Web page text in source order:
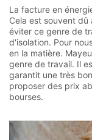
La facture en
Cela est souvent
éviter ce genre de
d'isolation. Pour
en la matière.
genre de travail. Il
garantit une très
proposer des prix
bourses.